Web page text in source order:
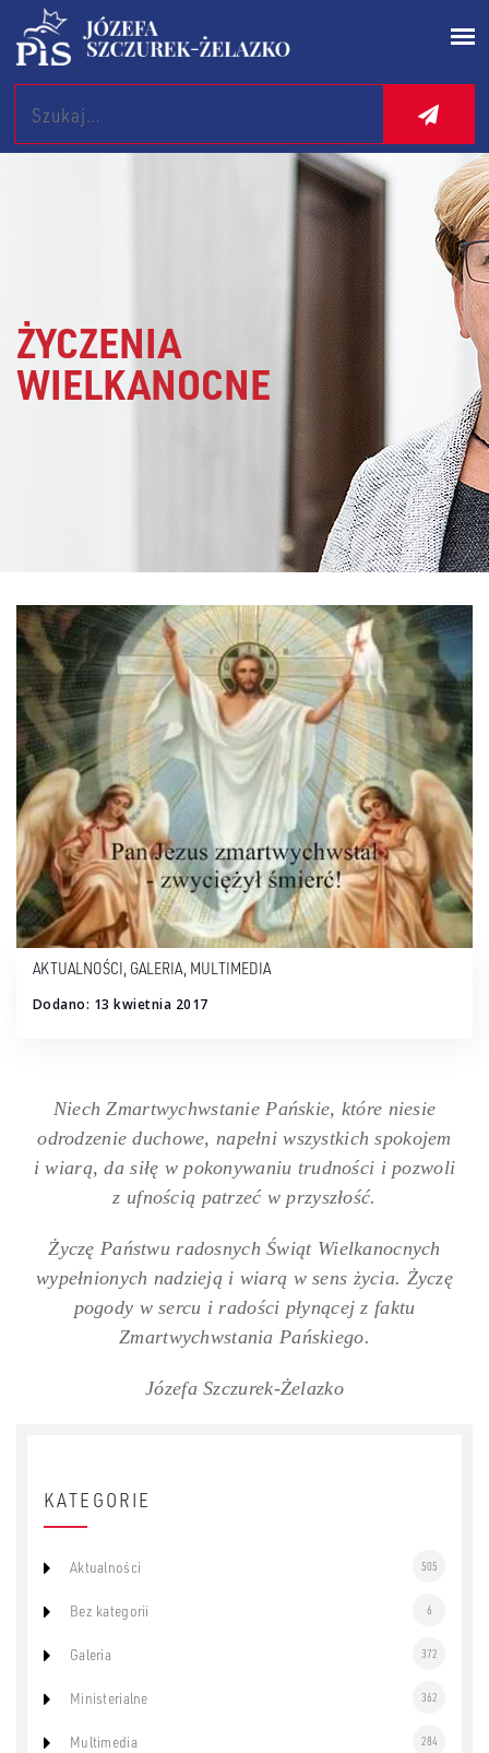
Search
ŻYCZENIA
WIELKANOCNE
AKTUALNOŚCI, GALERIA, MULTIMEDIA
Dodano: 13 kwietnia 2017
Niech Zmartwychwstanie Pańskie, które niesie
odrodzenie duchowe, napełni wszystkich spokojem
i wiarą, da siłę w pokonywaniu trudności i pozwoli
z ufnością patrzeć w przyszłość.
Życzę Państwu radosnych Świąt Wielkanocnych
wypełnionych nadzieją i wiarą w sens życia. Życzę
pogody w sercu i radości płynącej z faktu
Zmartwychwstania Pańskiego.
Józefa Szczurek-Żelazko
KATEGORIE
Aktualności 505
Bez kategorii 6
Galeria 372
Ministerialne 362
Multimedia 284